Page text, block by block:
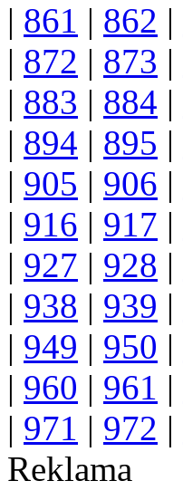
| 861 | 862 |
| 872 | 873 |
| 883 | 884 |
| 894 | 895 |
| 905 | 906 |
| 916 | 917 |
| 927 | 928 |
| 938 | 939 |
| 949 | 950 |
| 960 | 961 |
| 971 | 972 |
Reklama